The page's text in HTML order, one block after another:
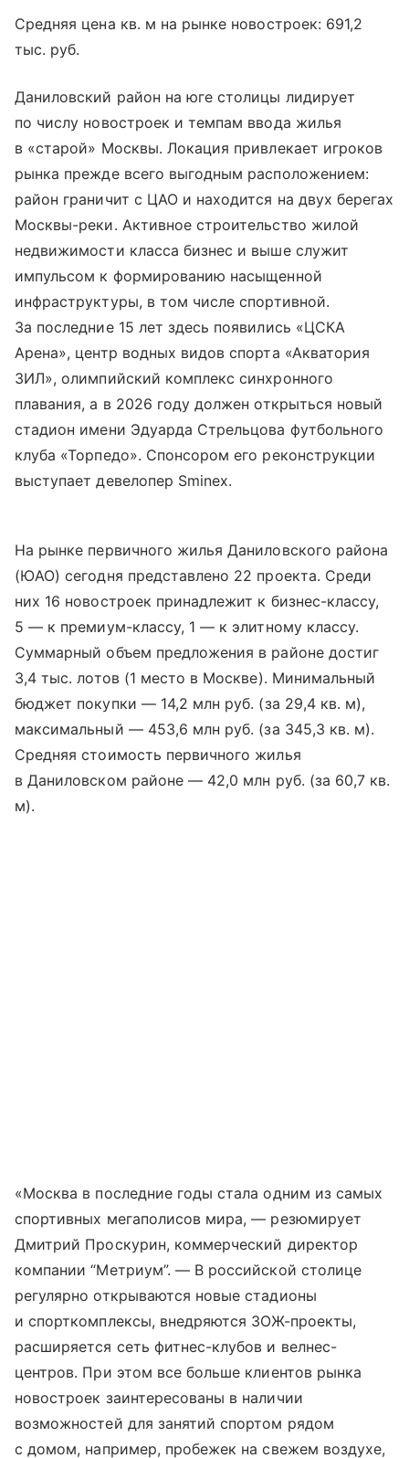
Средняя цена кв. м на рынке новостроек: 691,2
тыс. руб.
Даниловский район на юге столицы лидирует
по числу новостроек и темпам ввода жилья
в «старой» Москвы. Локация привлекает игроков
рынка прежде всего выгодным расположением:
район граничит с ЦАО и находится на двух берегах
Москвы-реки. Активное строительство жилой
недвижимости класса бизнес и выше служит
импульсом к формированию насыщенной
инфраструктуры, в том числе спортивной.
За последние 15 лет здесь появились «ЦСКА
Арена», центр водных видов спорта «Акватория
ЗИЛ», олимпийский комплекс синхронного
плавания, а в 2026 году должен открыться новый
стадион имени Эдуарда Стрельцова футбольного
клуба «Торпедо». Спонсором его реконструкции
выступает девелопер Sminex.
На рынке первичного жилья Даниловского района
(ЮАО) сегодня представлено 22 проекта. Среди
них 16 новостроек принадлежит к бизнес-классу,
5 — к премиум-классу, 1 — к элитному классу.
Суммарный объем предложения в районе достиг
3,4 тыс. лотов (1 место в Москве). Минимальный
бюджет покупки — 14,2 млн руб. (за 29,4 кв. м),
максимальный — 453,6 млн руб. (за 345,3 кв. м).
Средняя стоимость первичного жилья
в Даниловском районе — 42,0 млн руб. (за 60,7 кв.
м).
«Москва в последние годы стала одним из самых
спортивных мегаполисов мира, — резюмирует
Дмитрий Проскурин, коммерческий директор
компании “Метриум”. — В российской столице
регулярно открываются новые стадионы
и спорткомплексы, внедряются ЗОЖ-проекты,
расширяется сеть фитнес-клубов и велнес-
центров. При этом все больше клиентов рынка
новостроек заинтересованы в наличии
возможностей для занятий спортом рядом
с домом, например, пробежек на свежем воздухе,